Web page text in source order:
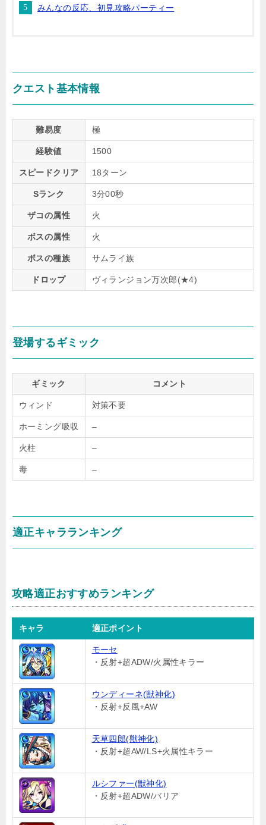
みんなの反応、初見攻略パーティー
クエスト基本情報
難易度 極
経験値 1500
スピードクリア 18ターン
Sランク 3分00秒
ザコの属性 火
ボスの属性 火
ボスの種族 サムライ族
ドロップ ヴィランジョン万次郎(★4)
登場するギミック
ギミック コメント
ウィンド 対策不要
ホーミング吸収 –
火柱 –
毒 –
適正キャラランキング
攻略適正おすすめランキング
キャラ 適正ポイント
モーセ
・反射+超ADW/火属性キラー
ウンディーネ(獣神化)
・反射+反風+AW
天草四郎(獣神化)
・反射+超AW/LS+火属性キラー
ルシファー(獣神化)
・反射+超ADW/バリア